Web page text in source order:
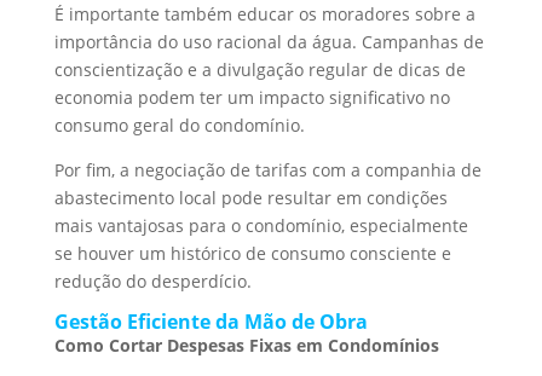
É importante também educar os moradores sobre a
importância do uso racional da água. Campanhas de
conscientização e a divulgação regular de dicas de
economia podem ter um impacto significativo no
consumo geral do condomínio.
Por fim, a negociação de tarifas com a companhia de
abastecimento local pode resultar em condições
mais vantajosas para o condomínio, especialmente
se houver um histórico de consumo consciente e
redução do desperdício.
Gestão Eficiente da Mão de Obra
Como Cortar Despesas Fixas em Condomínios